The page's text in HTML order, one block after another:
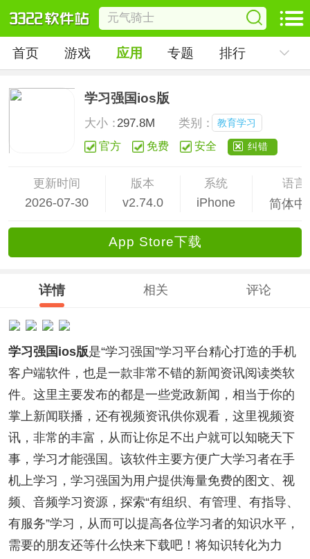
首页 游戏 应用 专题 排行
学习强国ios版
大小：297.8M 类别： 教育学习
官方 免费 安全 纠错
更新时间
2026-07-30
版本
v2.74.0
系统
iPhone
语言
简体中
App Store下载
详情 相关 评论
学习强国ios版是“学习强国”学习平台精心打造的手机
客户端软件，也是一款非常不错的新闻资讯阅读类软
件。这里主要发布的都是一些党政新闻，相当于你的
掌上新闻联播，还有视频资讯供你观看，这里视频资
讯，非常的丰富，从而让你足不出户就可以知晓天下
事，学习才能强国。该软件主要方便广大学习者在手
机上学习，学习强国为用户提供海量免费的图文、视
频、音频学习资源，探索“有组织、有管理、有指导、
有服务”学习，从而可以提高各位学习者的知识水平，
需要的朋友还等什么快来下载吧！将知识转化为力